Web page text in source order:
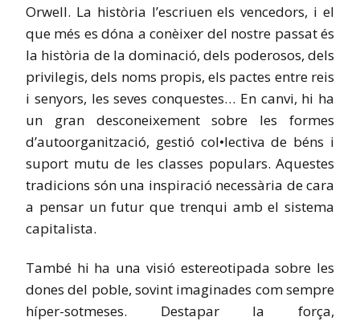
Orwell. La història l’escriuen els vencedors, i el
que més es dóna a conèixer del nostre passat és
la història de la dominació, dels poderosos, dels
privilegis, dels noms propis, els pactes entre reis
i senyors, les seves conquestes… En canvi, hi ha
un gran desconeixement sobre les formes
d’autoorganització, gestió col•lectiva de béns i
suport mutu de les classes populars. Aquestes
tradicions són una inspiració necessària de cara
a pensar un futur que trenqui amb el sistema
capitalista.
També hi ha una visió estereotipada sobre les
dones del poble, sovint imaginades com sempre
híper-sotmeses. Destapar la força,